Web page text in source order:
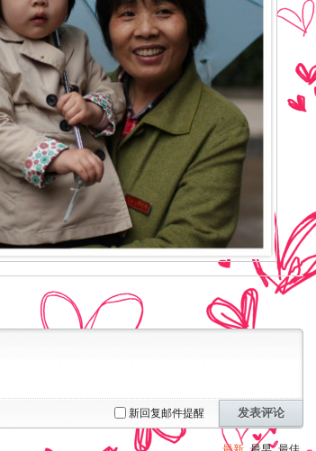
新回复邮件提醒 发表评论